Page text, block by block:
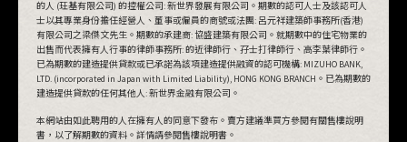
的人 (玨基有限公司) 的控權公司: 新世界發展有限公司。期數的認可人士及該認可人
士以其專業身份擔任經營人、董事或僱員的商號或法團: 呂元祥建築師事務所(香港)
有限公司之梁傑文先生。期數的承建商: 協盛建築有限公司。就期數中的住宅物業的
出售而代表擁有人行事的律師事務所: 的近律師行、孖士打律師行、高李葉律師行。
已為期數的建造提供貸款或已承諾為該項建造提供融資的認可機構: MIZUHO BANK,
LTD. (incorporated in Japan with Limited Liability), HONG KONG BRANCH。已為期數的
建造提供貸款的任何其他人: 新世界金融有限公司。
本網站由如此聘用的人在擁有人的同意下發布。賣方建議準買方參閱有關售樓說明
書，以了解期數的資料。詳情請參閱售樓說明書。